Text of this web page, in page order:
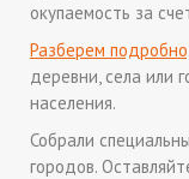
окупаемость за
Разберем
деревни, села или
населения.
Собрали
городов.